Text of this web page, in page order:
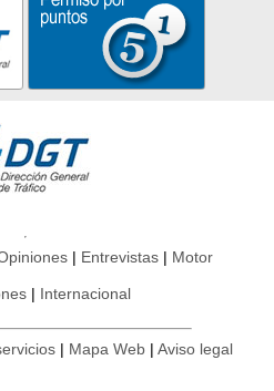
Entrevistas Motor
Internacional
Mapa Web Aviso legal